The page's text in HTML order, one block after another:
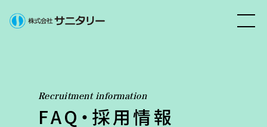
Recruitment information
FAQ・採用情報